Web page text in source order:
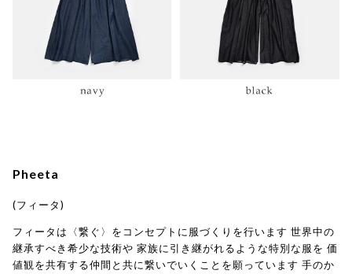
Pheeta
(フィータ)
フィータは〈繋ぐ〉をコンセプトに服づくりを行います 世界中の
継承すべき希少な技術や 家族に引き継がれるような特別な服を 価
値観を共有する仲間と共に繋いでいくことを願っています 手のか